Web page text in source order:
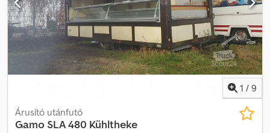
1 / 9
Árusító utánfutó
Gamo SLA 480 Kühltheke